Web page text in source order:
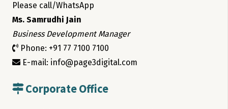
Please call/WhatsApp
Ms. Samrudhi Jain
Business Development Manager
Phone: +91 77 7100 7100
E-mail: info@page3digital.com
Corporate Office